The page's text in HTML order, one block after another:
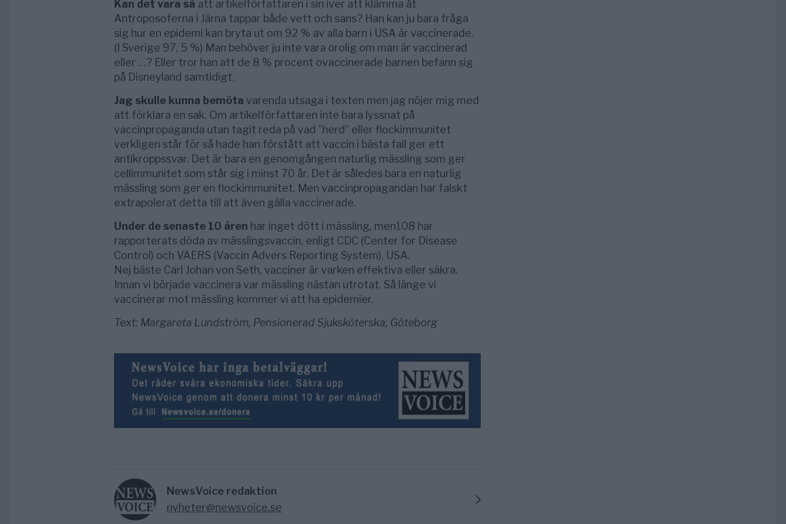
Kan det vara så att artikelförfattaren i sin iver att klämma åt
Antroposoferna i Järna tappar både vett och sans? Han kan ju bara fråga
sig hur en epidemi kan bryta ut om 92 % av alla barn i USA är vaccinerade.
(I Sverige 97, 5 %) Man behöver ju inte vara orolig om man är vaccinerad
eller …? Eller tror han att de 8 % procent ovaccinerade barnen befann sig
på Disneyland samtidigt.
Jag skulle kunna bemöta varenda utsaga i texten men jag nöjer mig med
att förklara en sak. Om artikelförfattaren inte bara lyssnat på
vaccinpropaganda utan tagit reda på vad ”herd” eller flockimmunitet
verkligen står för så hade han förstått att vaccin i bästa fall ger ett
antikroppssvar. Det är bara en genomgången naturlig mässling som ger
cellimmunitet som står sig i minst 70 år. Det är således bara en naturlig
mässling som ger en flockimmunitet. Men vaccinpropagandan har falskt
extrapolerat detta till att även gälla vaccinerade.
Under de senaste 10 åren har inget dött i mässling, men108 har
rapporterats döda av mässlingsvaccin, enligt CDC (Center for Disease
Control) och VAERS (Vaccin Advers Reporting System), USA.
Nej bäste Carl Johan von Seth, vacciner är varken effektiva eller säkra.
Innan vi började vaccinera var mässling nästan utrotat. Så länge vi
vaccinerar mot mässling kommer vi att ha epidemier.
Text: Margareta Lundström, Pensionerad Sjuksköterska, Göteborg
NewsVoice redaktion
nyheter@newsvoice.se